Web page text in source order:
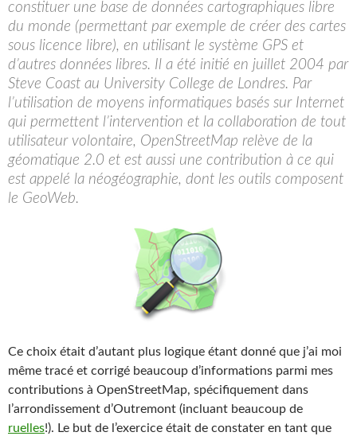
constituer une base de données cartographiques libre
du monde (permettant par exemple de créer des cartes
sous licence libre), en utilisant le système GPS et
d’autres données libres. Il a été initié en juillet 2004 par
Steve Coast au University College de Londres. Par
l’utilisation de moyens informatiques basés sur Internet
qui permettent l’intervention et la collaboration de tout
utilisateur volontaire, OpenStreetMap relève de la
géomatique 2.0 et est aussi une contribution à ce qui
est appelé la néogéographie, dont les outils composent
le GeoWeb.
Ce choix était d’autant plus logique étant donné que j’ai moi
même tracé et corrigé beaucoup d’informations parmi mes
contributions à OpenStreetMap, spécifiquement dans
l’arrondissement d’Outremont (incluant beaucoup de
ruelles!). Le but de l’exercice était de constater en tant que